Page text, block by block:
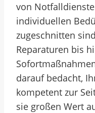
von
individuellen
zugeschnitten
Reparaturen bis
darauf bedacht,
kompetent zur
sie großen Wert